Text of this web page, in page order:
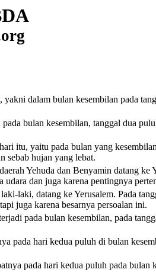
yakni dalam bulan kesembilan pada
bulan kesembilan, tanggal dua
itu, yaitu pada bulan yang
sebab hujan yang lebat.
Yehuda dan Benyamin datang ke
dan juga karena pentingnya
laki, datang ke Yerusalem. Pada
juga karena besarnya persoalan ini.
pada bulan kesembilan, pada
pada hari kedua puluh di bulan
pada hari kedua puluh pada